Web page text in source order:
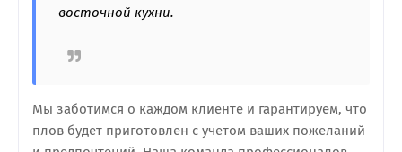
восточной кухни.
Мы заботимся о каждом клиенте и гарантируем, что
плов будет приготовлен с учетом ваших пожеланий